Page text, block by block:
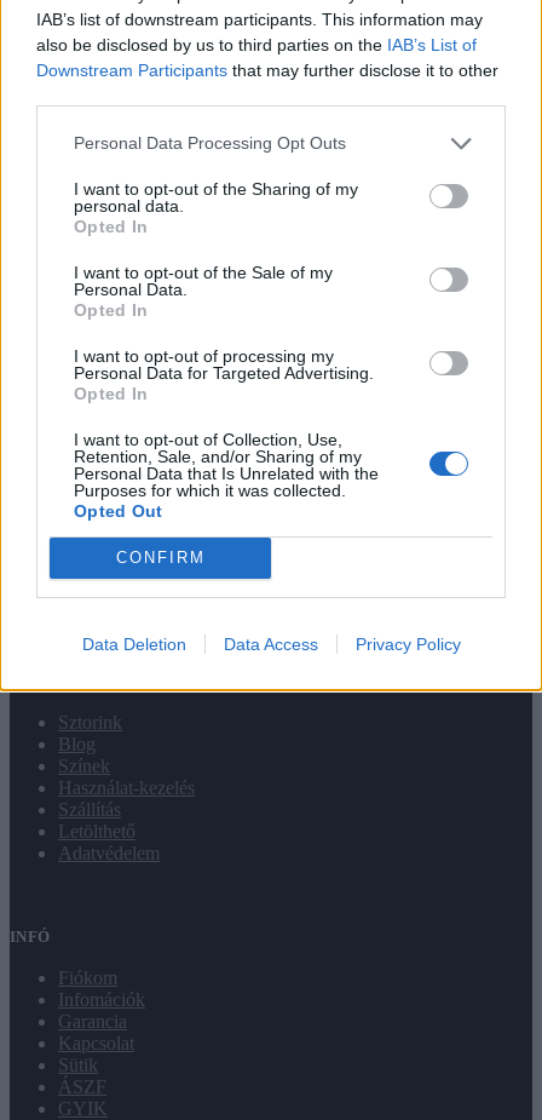
IAB’s list of downstream participants. This information may
also be disclosed by us to third parties on the IAB’s List of
Downstream Participants that may further disclose it to other
Personal Data Processing Opt Outs
I want to opt-out of the Sharing of my
personal data.
Opted In
I want to opt-out of the Sale of my
Personal Data.
Opted In
I want to opt-out of processing my
Personal Data for Targeted Advertising.
Opted In
I want to opt-out of Collection, Use,
Retention, Sale, and/or Sharing of my
Personal Data that Is Unrelated with the
Purposes for which it was collected.
Opted Out
CONFIRM
Data Deletion Data Access Privacy Policy
RUGALMAS FIZETÉS
Előre, vagy csak átvételkor?
Sztorink
Blog
Színek
Használat-kezelés
Szállítás
Letölthető
Adatvédelem
INFÓ
Fiókom
Infomációk
Garancia
Kapcsolat
Sütik
ÁSZF
GYIK